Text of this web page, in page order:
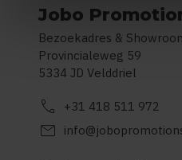
Jobo
Bezoekadres &
Provincialeweg 59
5334 JD Velddriel
call +31 418 511 972
mail